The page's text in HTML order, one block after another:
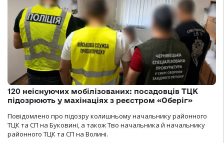
120 неіснуючих мобілізованих: посадовців ТЦК
підозрюють у махінаціях з реєстром «Оберіг»
Повідомлено про підозру колишньому начальнику районного
ТЦК та СП на Буковині, а також Тво начальника й начальнику
районного ТЦК та СП на Волині.